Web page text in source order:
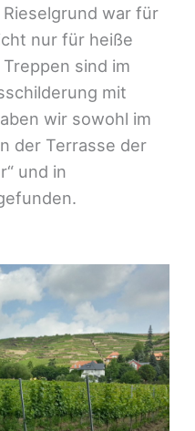
war für
nur für heiße
sind im
mit
wir sowohl im
der Terrasse der
und in